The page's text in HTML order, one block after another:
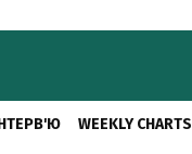
WEEKLY CHARTS